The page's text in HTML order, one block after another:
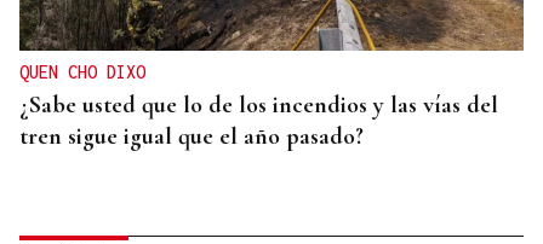
QUEN CHO DIXO
¿Sabe usted que lo de los incendios y las vías del
tren sigue igual que el año pasado?